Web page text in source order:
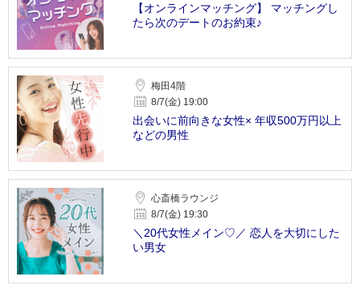
【オンラインマッチング】 マッチングし
たら次のデートのお約束♪
梅田4階
8/7(金) 19:00
出会いに前向きな女性× 年収500万円以上
などの男性
心斎橋ラウンジ
8/7(金) 19:30
＼20代女性メイン♡／ 恋人を大切にした
い男女